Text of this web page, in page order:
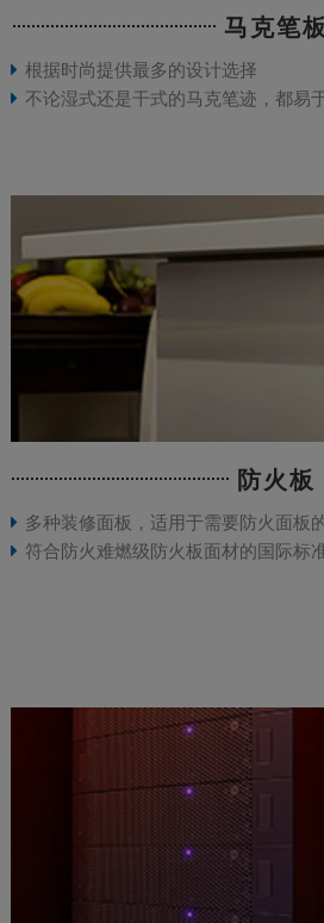
马克笔板
根据时尚提供最多的设计选择
不论湿式还是干式的马克笔迹，都易
防火板
多种装修面板，适用于需要防火面板
符合防火难燃级防火板面材的国际标